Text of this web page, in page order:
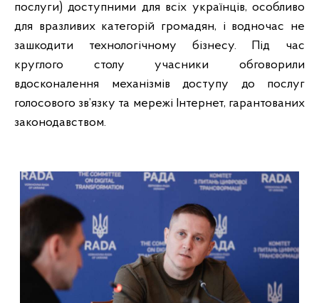
послуги) доступними для всіх українців, особливо
для вразливих категорій громадян, і водночас не
зашкодити технологічному бізнесу. Під час
круглого столу учасники обговорили
вдосконалення механізмів доступу до послуг
голосового зв’язку та мережі Інтернет, гарантованих
законодавством.